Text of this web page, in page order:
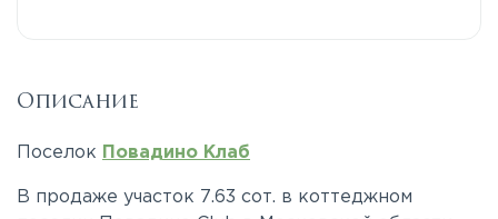
Описание
Поселок Повадино Клаб
В продаже участок 7.63 сот. в коттеджном